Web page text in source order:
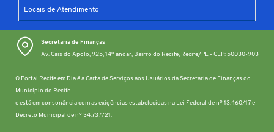
Locais de Atendimento
Secretaria de Finanças
Av. Cais do Apolo, 925, 14º andar, Bairro do Recife, Recife/PE - CEP: 50030-903
O Portal Recife em Dia é a Carta de Serviços aos Usuários da Secretaria de Finanças do
Município do Recife
e está em consonância com as exigências estabelecidas na Lei Federal de nº 13.460/17 e
Decreto Municipal de nº 34.737/21.